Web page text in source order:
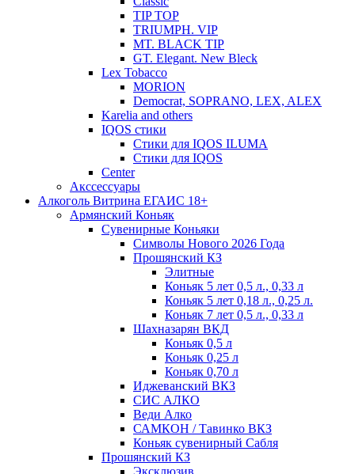
TIP TOP
TRIUMPH. VIP
MT. BLACK TIP
GT. Elegant. New Bleck
Lex Tobacco
MORION
Democrat, SOPRANO, LEX, ALEX
Karelia and others
IQOS стики
Стики для IQOS ILUMA
Стики для IQOS
Сenter
Акссессуары
Алкоголь Витрина ЕГАИС 18+
Армянский Коньяк
Сувенирные Коньяки
Символы Нового 2026 Года
Прошянский КЗ
Элитные
Коньяк 5 лет 0,5 л., 0,33 л
Коньяк 5 лет 0,18 л., 0,25 л.
Коньяк 7 лет 0,5 л., 0,33 л
Шахназарян ВКД
Коньяк 0,5 л
Коньяк 0,25 л
Коньяк 0,70 л
Иджеванский ВКЗ
СИС АЛКО
Веди Алко
САМКОН / Тавинко ВКЗ
Коньяк сувенирный Сабля
Прошянский КЗ
Эксклюзив